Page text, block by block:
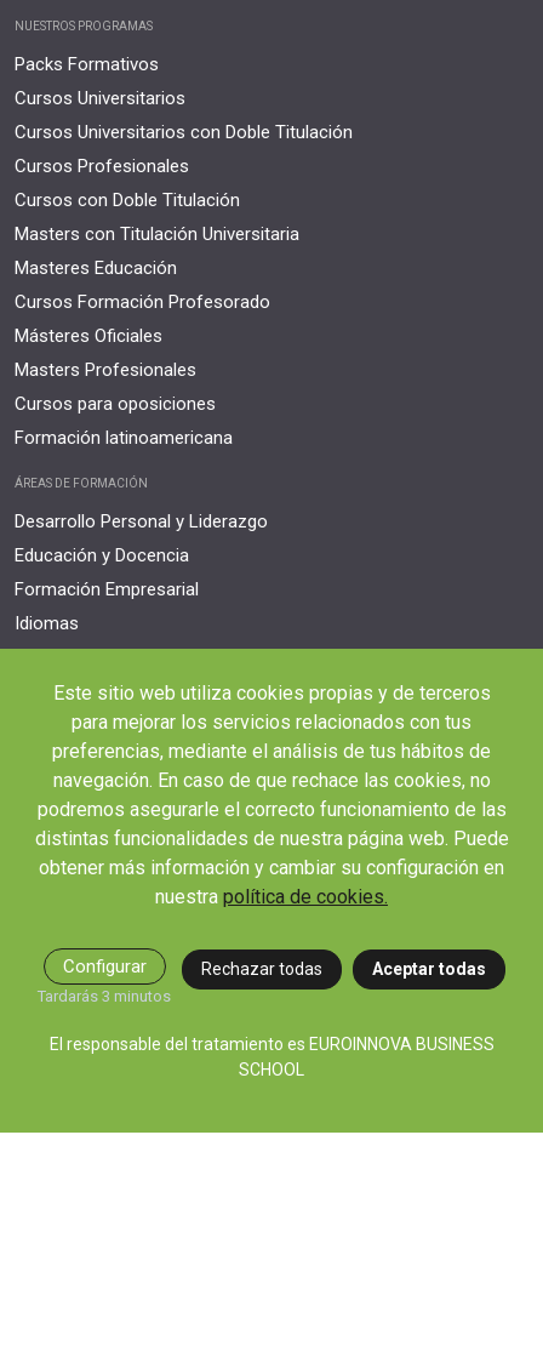
NUESTROS PROGRAMAS
Packs Formativos
Cursos Universitarios
Cursos Universitarios con Doble Titulación
Cursos Profesionales
Cursos con Doble Titulación
Masters con Titulación Universitaria
Masteres Educación
Cursos Formación Profesorado
Másteres Oficiales
Masters Profesionales
Cursos para oposiciones
Formación latinoamericana
ÁREAS DE FORMACIÓN
Desarrollo Personal y Liderazgo
Educación y Docencia
Formación Empresarial
Idiomas
Ocio y Tiempo Libre
Orientación Laboral
Responsabilidad Social e Intervención
Salud y Actividad Física
OTROS ENLACES IMPORTANTES
Blog
Webinars y podcast
Revista Innovación Educativa
Contexto Educativo
Tienes 14 días desde tu matriculación para cancelar sin coste y recibir el
Este sitio web utiliza cookies propias y de terceros
para mejorar los servicios relacionados con tus
preferencias, mediante el análisis de tus hábitos de
navegación. En caso de que rechace las cookies, no
podremos asegurarle el correcto funcionamiento de las
distintas funcionalidades de nuestra página web. Puede
obtener más información y cambiar su configuración en
nuestra política de cookies.
Configurar
Tardarás 3 minutos
Rechazar todas Aceptar todas
El responsable del tratamiento es EUROINNOVA BUSINESS
SCHOOL